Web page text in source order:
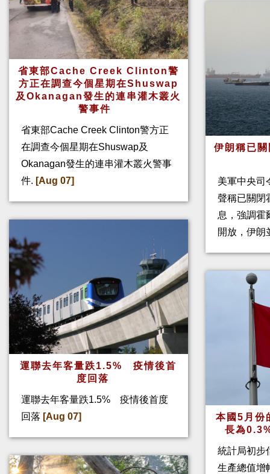
省東部Cache Creek Clinton警
方正在調查今個星期在Shuswap
及Okanagan發生的連串灌木叢火
警事件
省東部Cache Creek Clinton警方正
在調查今個星期在Shuswap及
Okanagan發生的連串灌木叢火警事
件. [Aug 07]
運聯去年客量跌1.5% 疫情後首
度回落
運聯去年客量跌1.5% 疫情後首度
回落 [Aug 07]
伊朗稱已
美軍中央司
聲稱已關閉
息，強調霍
開放，伊
本國5月份
長為
統計局初步
生產總值增